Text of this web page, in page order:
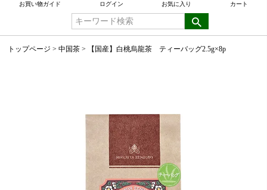
お買い物ガイド ログイン お気に入り カート
トップページ 中国茶 【国産】白桃烏龍茶 ティーバッグ2.5g×8p